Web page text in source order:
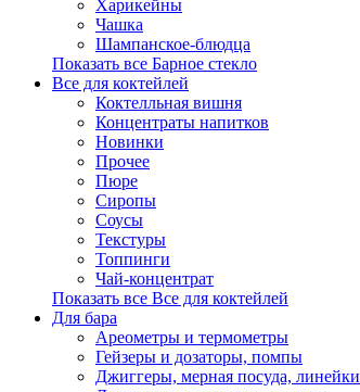
Харикейны
Чашка
Шампанское-блюдца
Показать все Барное стекло
Все для коктейлей
Коктелльная вишня
Концентраты напитков
Новинки
Прочее
Пюре
Сиропы
Соусы
Текстуры
Топпинги
Чай-концентрат
Показать все Все для коктейлей
Для бара
Ареометры и термометры
Гейзеры и дозаторы, помпы
Джиггеры, мерная посуда, линейки